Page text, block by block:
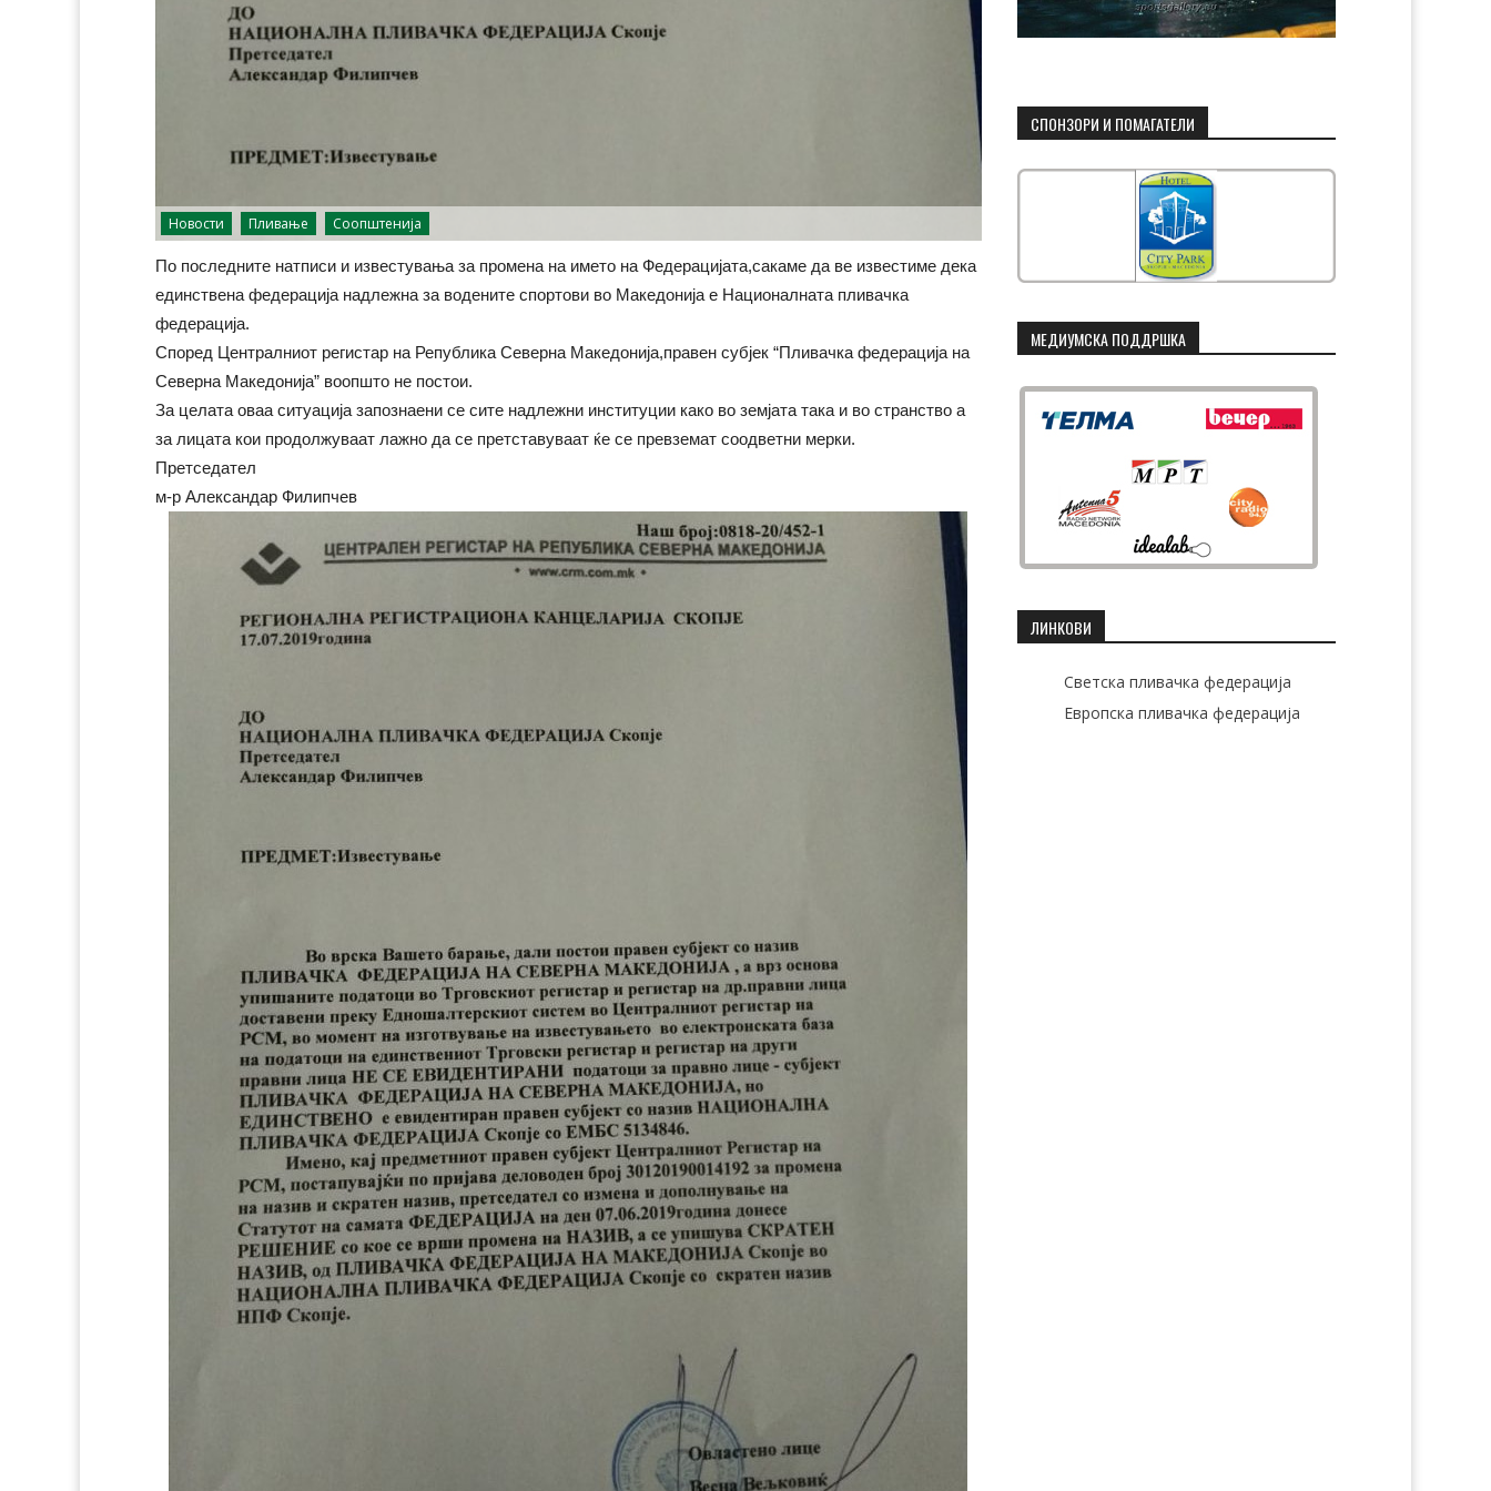
Новости Пливање Соопштенија
По последните натписи и известувања за промена на името на Федерацијата,сакаме да ве известиме дека
единствена федерација надлежна за водените спортови во Македонија е Националната пливачка
федерација.
Според Централниот регистар на Република Северна Македонија,правен субјек “Пливачка федерација на
Северна Македонија” воопшто не постои.
За целата оваа ситуација запознаени се сите надлежни институции како во земјата така и во странство а
за лицата кои продолжуваат лажно да се претставуваат ќе се превземат соодветни мерки.
Претседател
м-р Александар Филипчев
СПОНЗОРИ И ПОМАГАТЕЛИ
МЕДИУМСКА ПОДДРШКА
ЛИНКОВИ
Светска пливачка федерација
Европска пливачка федерација